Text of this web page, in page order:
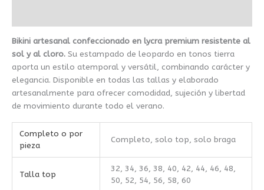
Bikini artesanal confeccionado en lycra premium resistente al
sol y al cloro. Su estampado de leopardo en tonos tierra
aporta un estilo atemporal y versátil, combinando carácter y
elegancia. Disponible en todas las tallas y elaborado
artesanalmente para ofrecer comodidad, sujeción y libertad
de movimiento durante todo el verano.
Completo o por
pieza
Completo, solo top, solo braga
Talla top
32, 34, 36, 38, 40, 42, 44, 46, 48,
50, 52, 54, 56, 58, 60